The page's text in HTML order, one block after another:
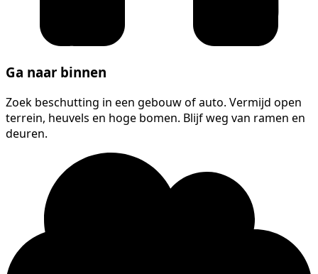
Ga naar binnen
Zoek beschutting in een gebouw of auto. Vermijd open
terrein, heuvels en hoge bomen. Blijf weg van ramen en
deuren.